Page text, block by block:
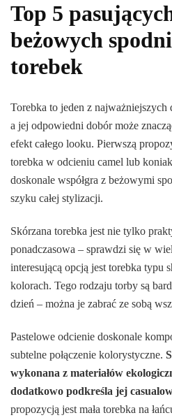
Top 5
beżowych
torebek
Torebka to jeden z
a jej odpowiedni dobór może
efekt całego looku. Pierwszą
torebka w odcieniu camel lub
doskonale współgra z beżowymi
szyku całej stylizacji.
Skórzana torebka jest nie tylko
ponadczasowa – sprawdzi się w
interesującą opcją jest torebka typu
kolorach. Tego rodzaju torby są
dzień – można je zabrać ze sobą
Pastelowe odcienie doskonale
subtelne połączenie kolorystyczne.
wykonana z materiałów
dodatkowo podkreśla jej
propozycją jest mała torebka na